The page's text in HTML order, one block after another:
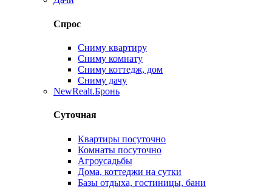
Спрос
Сниму квартиру
Сниму комнату
Сниму коттедж, дом
Сниму дачу
NewRealt.Бронь
Суточная
Квартиры посуточно
Комнаты посуточно
Агроусадьбы
Дома, коттеджи на сутки
Базы отдыха, гостиницы, бани